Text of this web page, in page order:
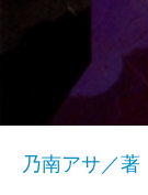
乃南アサ／著